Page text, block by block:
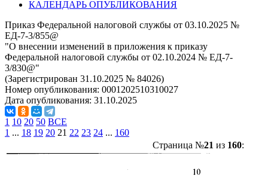
КАЛЕНДАРЬ ОПУБЛИКОВАНИЯ
Приказ Федеральной налоговой службы от 03.10.2025 №
ЕД-7-3/855@
"О внесении изменений в приложения к приказу
Федеральной налоговой службы от 02.10.2024 № ЕД-7-
3/830@"
(Зарегистрирован 31.10.2025 № 84026)
Номер опубликования: 0001202510310027
Дата опубликования: 31.10.2025
1 10 20 50 ВСЕ
1 ... 18 19 20 21 22 23 24 ... 160
Страница №21 из 160: